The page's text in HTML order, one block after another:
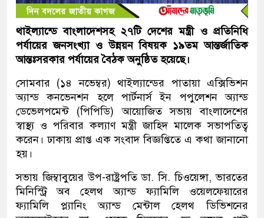
থাইল্যান্ডে বাংলাদেশসহ ২৭টি দেশের মন্ত্রী ও প্রতিনিধি
পর্যায়ের জনসংখ্যা ও উন্নয়ন বিষয়ক ১৯তম আন্তর্জাতিক
আন্তঃসরকার পর্যায়ের বৈঠক অনুষ্ঠিত হয়েছে।
সোমবার (১৪ নভেম্বর) থাইল্যান্ডের পাতায়া এক্সিভিশন
অ্যান্ড কনভেনশন হলে পার্টনার্স ইন পপুলেশন অ্যান্ড
ডেভেলপমেন্ট (পিপিডি) আয়োজিত সভায় বাংলাদেশের
স্বাস্থ্য ও পরিবার কল্যাণ মন্ত্রী জাহিদ মালেক সভাপতিত্ব
করেন। ঢাকায় প্রাপ্ত এক সংবাদ বিজ্ঞপ্তিতে এ কথা জানানো
হয়।
সভায় জিম্বাবুয়ের উপ-রাষ্ট্রপতি ডা. সি. চিওয়েঙ্গা, ভারতের
মিনিস্ট্রি অব হেলথ অ্যান্ড ফ্যামিলি ওয়েলফেয়ারের
ফ্যামিলি প্ল্যানিং অ্যান্ড মেন্টাল হেলথ ডিভিশনের